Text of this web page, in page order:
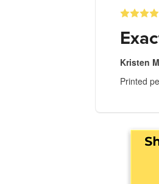
Kristen
Printed